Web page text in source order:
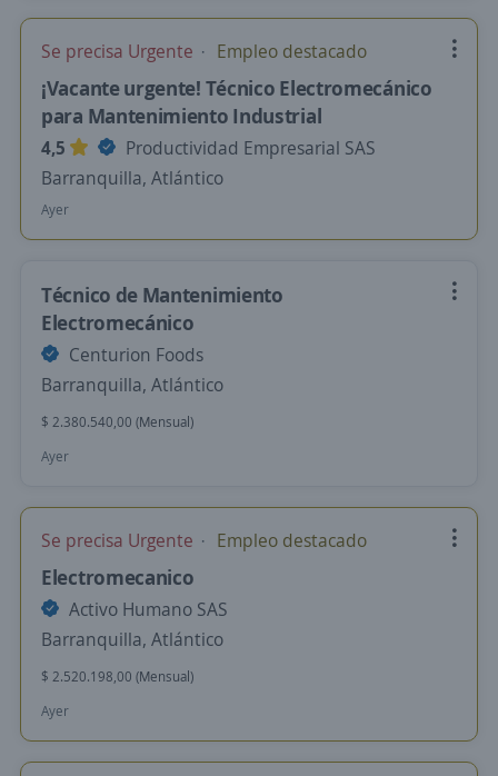
Se precisa Urgente Empleo destacado
¡Vacante urgente! Técnico Electromecánico
para Mantenimiento Industrial
4,5
Productividad Empresarial SAS
Barranquilla, Atlántico
Ayer
Técnico de Mantenimiento
Electromecánico
Centurion Foods
Barranquilla, Atlántico
$ 2.380.540,00 (Mensual)
Ayer
Se precisa Urgente Empleo destacado
Electromecanico
Activo Humano SAS
Barranquilla, Atlántico
$ 2.520.198,00 (Mensual)
Ayer